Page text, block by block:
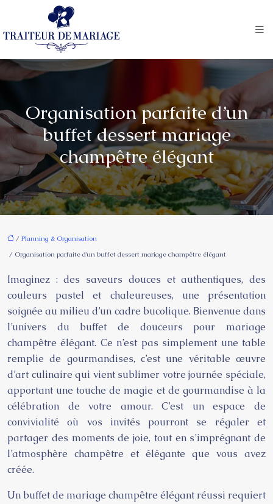
Organisation parfaite d’un
buffet dessert mariage
champêtre élégant
/ Planning & Organisation
/ Organisation parfaite d’un buffet dessert mariage champêtre élégant
Imaginez : des saveurs douces et authentiques, des
couleurs pastel et chaleureuses, une présentation
soignée au milieu d’un cadre bucolique. Bienvenue dans
l’univers du buffet de douceurs pour mariage
champêtre élégant. Ce n’est pas simplement une table
remplie de gourmandises, c’est une véritable œuvre
d’art culinaire qui vient sublimer votre journée spéciale,
apportant une touche de magie et de gourmandise à la
célébration de votre amour. C’est un espace de
convivialité où vos invités pourront se régaler et
partager des moments de joie, tout en s’imprégnant de
l’atmosphère champêtre et élégante que vous avez
créée.
Un buffet de mariage champêtre élégant réussi requiert